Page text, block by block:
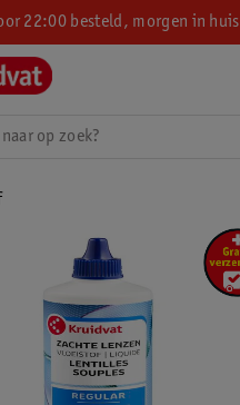
22:00 besteld, morgen in huis